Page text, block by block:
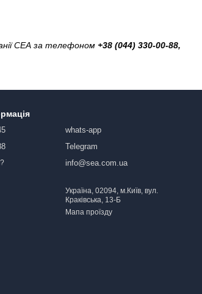
СЕА за телефоном +38 (044) 330-00-88,
whats-app
Telegram
info@sea.com.ua
Україна, 02094, м.Київ, вул.
Краківська, 13-Б
Мапа проїзду